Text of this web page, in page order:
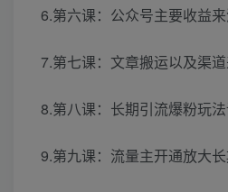
6.第六课：公众号主要收益
7.第七课：文章搬运以及渠
8.第八课：长期引流爆粉玩
9.第九课：流量主开通放大